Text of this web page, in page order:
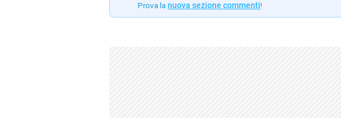
Prova la nuova sezione commenti!